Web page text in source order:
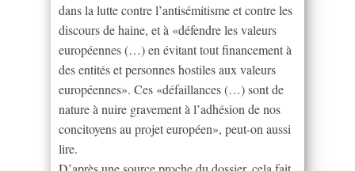
dans la lutte contre l’antisémitisme et contre les
discours de haine, et à «défendre les valeurs
européennes (…) en évitant tout financement à
des entités et personnes hostiles aux valeurs
européennes». Ces «défaillances (…) sont de
nature à nuire gravement à l’adhésion de nos
concitoyens au projet européen», peut-on aussi
lire.